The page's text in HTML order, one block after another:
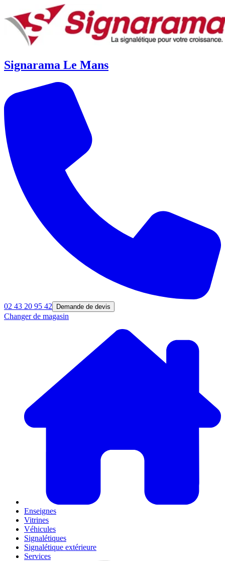
Signarama Le Mans
02 43 20 95 42 Demande de devis
Changer de magasin
Enseignes
Vitrines
Véhicules
Signalétiques
Signalétique extérieure
Services